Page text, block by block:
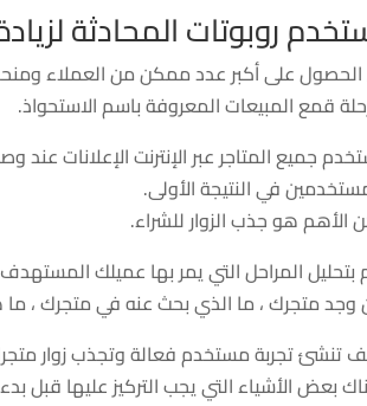
روبوتات المحادثة
الحصول على أكبر عدد ممكن من العملاء
قمع المبيعات المعروفة باسم الاستحواذ.
جميع المتاجر عبر الإنترنت الإعلانات
في النتيجة الأولى.
الأهم هو جذب الزوار للشراء.
المراحل التي يمر بها عميلك
وجد متجرك ، ما الذي بحث عنه في متجرك ،
تنشئ تجربة مستخدم فعالة وتجذب زوار
بعض الأشياء التي يجب التركيز عليها قبل